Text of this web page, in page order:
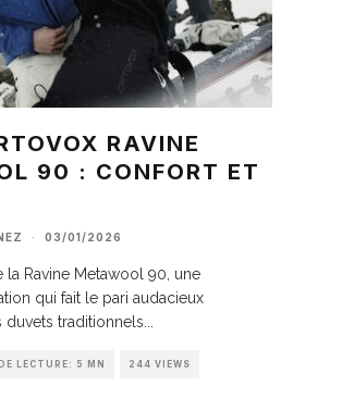
RAVINE
90 : CONFORT ET
· 03/01/2026
la Ravine Metawool 90, une
qui fait le pari audacieux
duvets traditionnels
LECTURE: 5 MN 244 VIEWS